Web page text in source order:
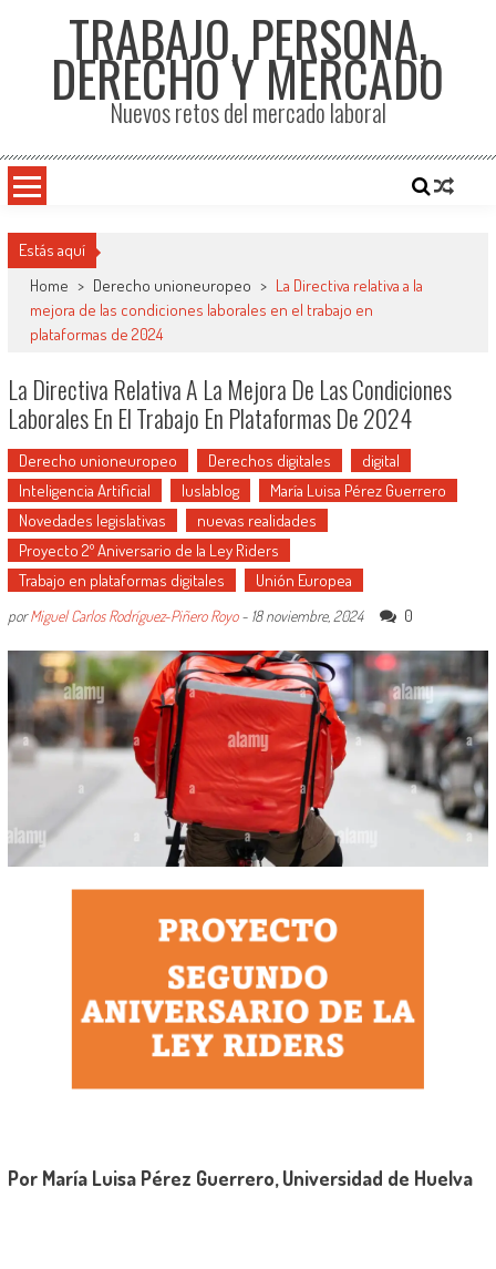
TRABAJO, PERSONA,
DERECHO Y MERCADO
Nuevos retos del mercado laboral
Estás aquí
Home > Derecho unioneuropeo > La Directiva relativa a la
mejora de las condiciones laborales en el trabajo en
plataformas de 2024
La Directiva Relativa A La Mejora De Las Condiciones
Laborales En El Trabajo En Plataformas De 2024
Derecho unioneuropeo Derechos digitales
digital
Inteligencia Artificial
Iuslablog
María Luisa Pérez Guerrero
Novedades legislativas
nuevas realidades
Proyecto 2º Aniversario de la Ley Riders
Trabajo en plataformas digitales
Unión Europea
porMiguel Carlos Rodríguez-Piñero Royo- 18 noviembre, 2024 0
Por María Luisa Pérez Guerrero, Universidad de Huelva